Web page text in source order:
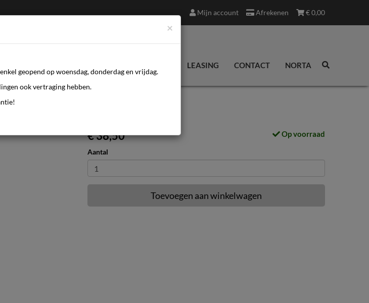
€0,00
Afrekenen
Mijn account
LEASING CONTACT NORTA
€ 38,50 Op voorraad
Aantal
Toevoegen aan winkelwagen
×
geopend op woensdag, donderdag en vrijdag.
ook vertraging hebben.